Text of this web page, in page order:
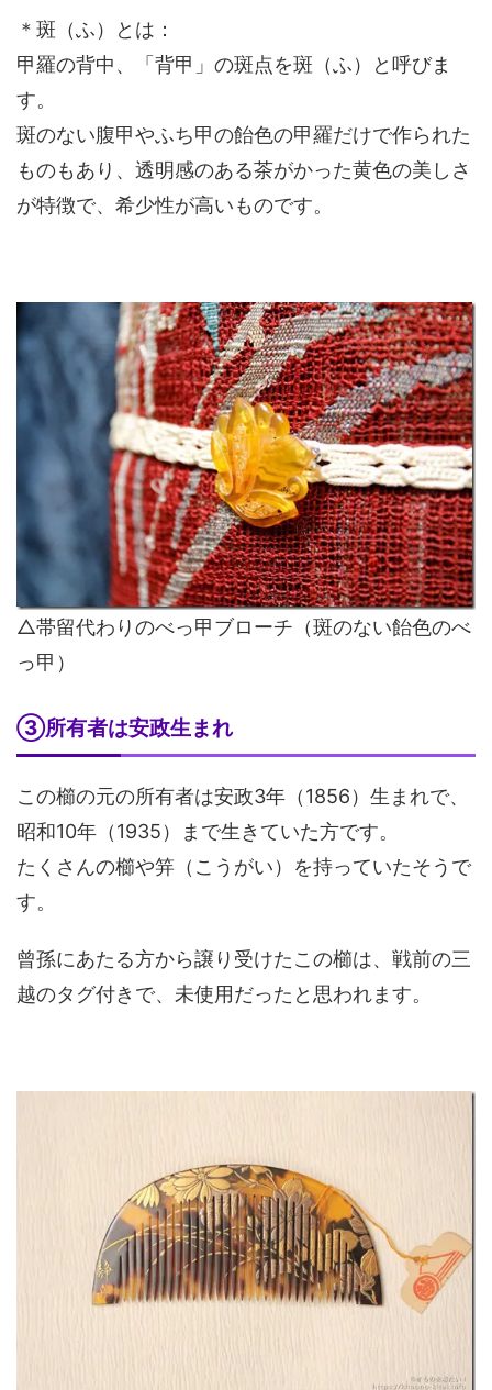
＊斑（ふ）とは：
甲羅の背中、「背甲」の斑点を斑（ふ）と呼びま
す。
斑のない腹甲やふち甲の飴色の甲羅だけで作られた
ものもあり、透明感のある茶がかった黄色の美しさ
が特徴で、希少性が高いものです。
△帯留代わりのべっ甲ブローチ（斑のない飴色のべ
っ甲）
③所有者は安政生まれ
この櫛の元の所有者は安政3年（1856）生まれで、
昭和10年（1935）まで生きていた方です。
たくさんの櫛や笄（こうがい）を持っていたそうで
す。
曾孫にあたる方から譲り受けたこの櫛は、戦前の三
越のタグ付きで、未使用だったと思われます。